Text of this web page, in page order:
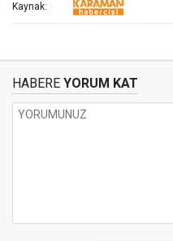
Kaynak:
HABERE YORUM KAT